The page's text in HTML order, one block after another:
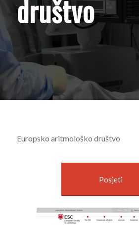
društvo
Europsko aritmološko društvo
Posjeti